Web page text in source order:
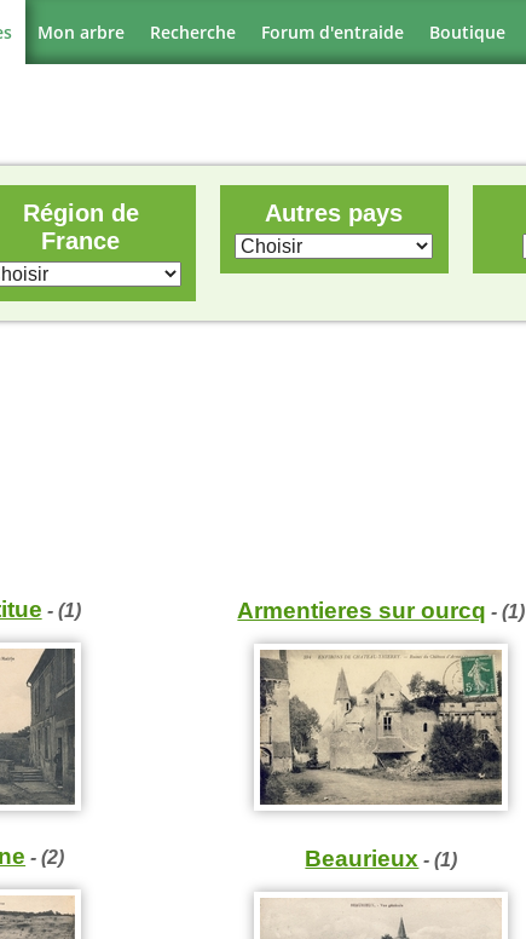
Mon arbre Recherche Forum d'entraide Boutique
Région de
France
Autres pays
- (1) Armentieres sur ourcq - (1)
- (2) Beaurieux - (1)